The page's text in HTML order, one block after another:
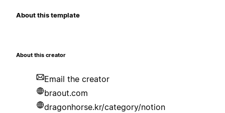
About this template
About this creator
Email the creator
braout.com
dragonhorse.kr/category/notion